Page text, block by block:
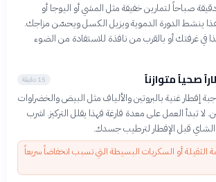
خصص 15-20 دقيقة صباحاً لتمارين خفيفة مثل المشي أو اليوجا أو
هذا ينشط الدورة الدموية ويزيل الكسل ويحسّن مزاجك.
في غرفتك أو بالقرب من نافذة للاستفادة من الضوء
صحياً متوازناً 15 دقيقة
إفطار غنية بالبروتين والألياف مثل البيض والخضراوات
لا تبدأ العمل على معدة فارغة فهذا يقلل التركيز. اشرب
الشاي قبل الإفطار لترطيب جسدك.
الثقيلة أو السكريات البسيطة التي تسبب انخفاضاً سريعاً